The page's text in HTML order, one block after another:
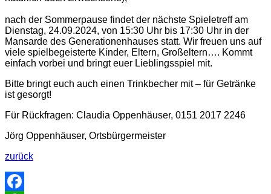
nach der Sommerpause findet der nächste Spieletreff am
Dienstag, 24.09.2024, von 15:30 Uhr bis 17:30 Uhr in der
Mansarde des Generationenhauses statt. Wir freuen uns auf
viele spielbegeisterte Kinder, Eltern, Großeltern…. Kommt
einfach vorbei und bringt euer Lieblingsspiel mit.
Bitte bringt euch auch einen Trinkbecher mit – für Getränke
ist gesorgt!
Für Rückfragen: Claudia Oppenhäuser, 0151 2017 2246
Jörg Oppenhäuser, Ortsbürgermeister
zurück